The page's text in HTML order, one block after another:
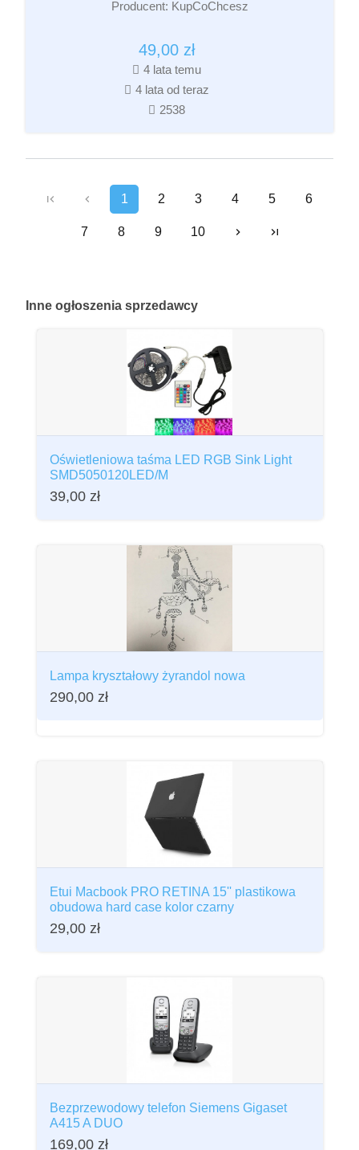
Producent: KupCoChcesz
49,00 zł
4 lata temu
4 lata od teraz
2538
1 2 3 4 5 6
7 8 9 10
Inne ogłoszenia sprzedawcy
Oświetleniowa taśma LED RGB Sink Light
SMD5050120LED/M
39,00 zł
Lampa kryształowy żyrandol nowa
290,00 zł
Etui Macbook PRO RETINA 15'' plastikowa
obudowa hard case kolor czarny
29,00 zł
Bezprzewodowy telefon Siemens Gigaset
A415 A DUO
169,00 zł